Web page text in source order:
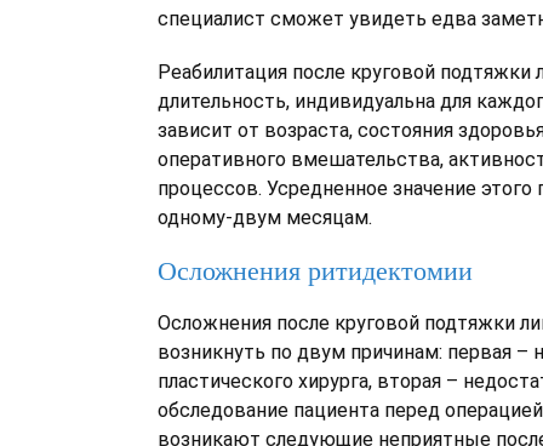
специалист сможет увидеть едва
Реабилитация после круговой подтяжки
длительность, индивидуальна для
зависит от возраста, состояния
оперативного вмешательства,
процессов. Усредненное значение этого
одному-двум месяцам.
Осложнения ритидектомии
Осложнения после круговой подтяжки
возникнуть по двум причинам: первая –
пластического хирурга, вторая –
обследование пациента перед
возникают следующие неприятные